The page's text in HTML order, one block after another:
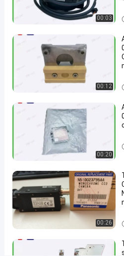
per
macchina
di
superficie
supporto
2021-
12-16
#
sensore
di
pressione
dello smt
#
componenti
00:03
00:12
00:20
00:26